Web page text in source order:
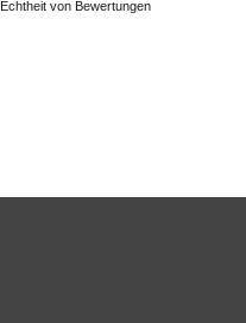
Echtheit von Bewertungen